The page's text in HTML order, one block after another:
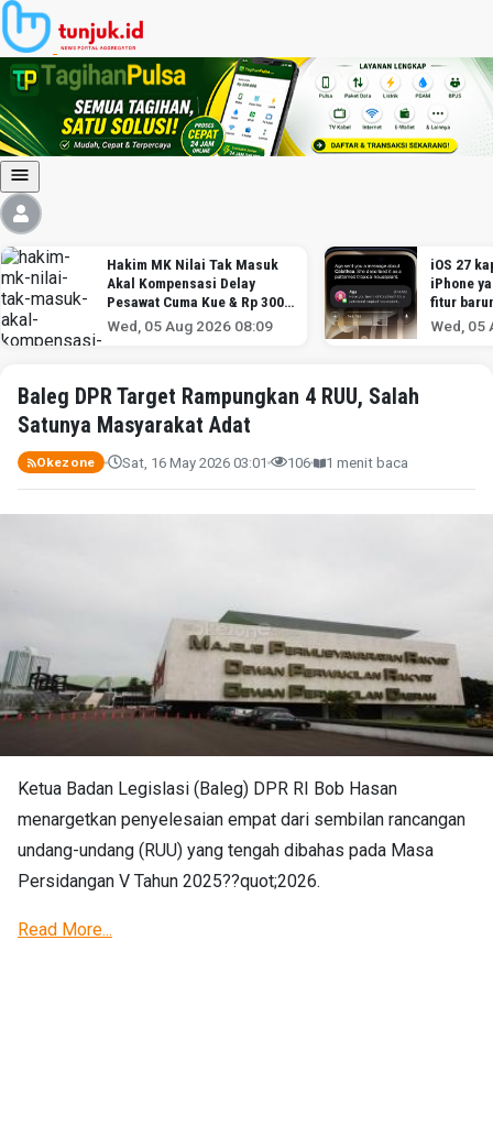
Hakim MK Nilai Tak Masuk
Akal Kompensasi Delay
Pesawat Cuma Kue & Rp 300
Ribu
Wed, 05 Aug 2026 08:09
iOS 27
iPhone
fitur
Wed, 05
Baleg DPR Target Rampungkan 4 RUU, Salah
Satunya Masyarakat Adat
Okezone Sat, 16 May 2026 03:01 106 1 menit baca
Ketua Badan Legislasi (Baleg) DPR RI Bob Hasan
menargetkan penyelesaian empat dari sembilan rancangan
undang-undang (RUU) yang tengah dibahas pada Masa
Persidangan V Tahun 2025??quot;2026.
Read More...